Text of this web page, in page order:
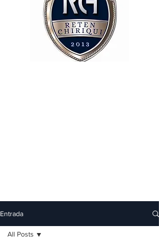
Entrada
All Posts